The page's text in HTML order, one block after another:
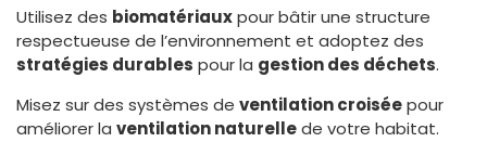
Utilisez des biomatériauxpour bâtir une structure
respectueuse de l’environnement et adoptez des
stratégies durables pour la gestion des déchets.
Misez sur des systèmes de ventilation croiséepour
améliorer la ventilation naturellede votre habitat.